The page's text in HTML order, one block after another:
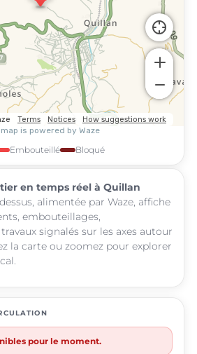
Embouteillé Bloqué
en temps réel à Quillan
alimentée par Waze, affiche
embouteillages,
signalés sur les axes autour
la carte ou zoomez pour explorer
pour le moment.